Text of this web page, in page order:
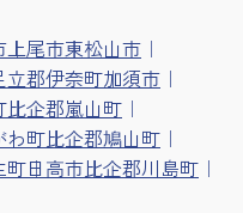
上尾市東松山市
立郡伊奈町加須市
比企郡嵐山町
わ町比企郡鳩山町
町日高市比企郡川島町